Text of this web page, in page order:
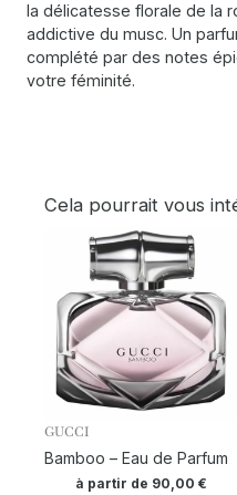
la délicatesse florale de la
addictive du musc. Un
complété par des notes
votre féminité.
Cela pourrait vous
GUCCI
Bamboo – Eau de Parfum
à partir de 90,00€